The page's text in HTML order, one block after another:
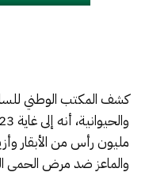
كشف المكتب الوطني
والماعز ضد مرض الحمى